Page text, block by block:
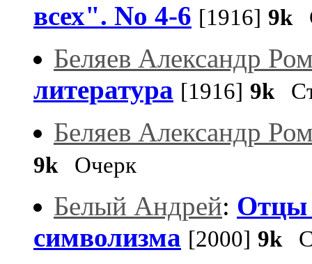
всех". No 4-6 [1916] 9k
Беляев Александр
литература [1916] 9k
Беляев Александр
9kОчерк
Белый Андрей: Отцы
символизма [2000] 9k